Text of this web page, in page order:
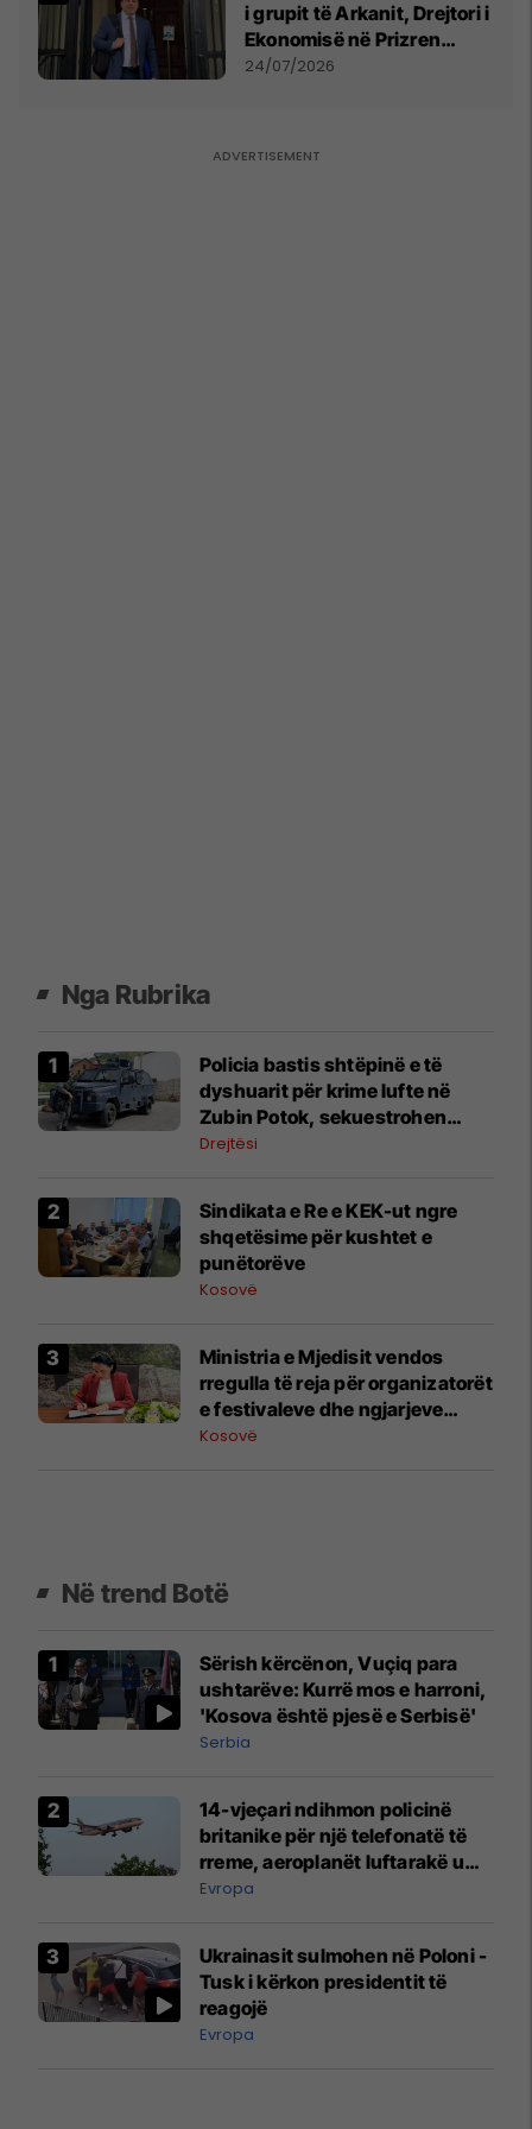
i grupit të Arkanit, Drejtori i
Ekonomisë në Prizren
mohon pretendimet
24/07/2026
Nga Rubrika
Policia bastis shtëpinë e të
dyshuarit për krime lufte në
Zubin Potok, sekuestrohen
prova
Drejtësi
Sindikata e Re e KEK-ut ngre
shqetësime për kushtet e
punëtorëve
Kosovë
Ministria e Mjedisit vendos
rregulla të reja për organizatorët
e festivaleve dhe ngjarjeve
publike
Kosovë
Në trend Botë
Sërish kërcënon, Vuçiq para
ushtarëve: Kurrë mos e harroni,
'Kosova është pjesë e Serbisë'
Serbia
14-vjeçari ndihmon policinë
britanike për një telefonatë të
rreme, aeroplanët luftarakë u
ngritën në ajër për të
Mançesterit
Evropa
Ukrainasit sulmohen në Poloni -
Tusk i kërkon presidentit të
reagojë
Evropa